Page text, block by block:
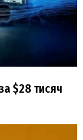
$28 тисяч